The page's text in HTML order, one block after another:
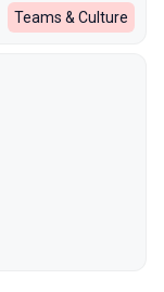
Teams & Culture